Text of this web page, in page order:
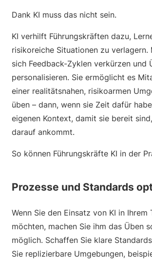
Dank KI muss das nicht sein.
KI verhilft Führungskräften dazu,
risikoreiche Situationen zu verlagern.
sich Feedback-Zyklen verkürzen und
personalisieren. Sie ermöglicht es
einer realitätsnahen, risikoarmen
üben – dann, wenn sie Zeit dafür
eigenen Kontext, damit sie bereit
darauf ankommt.
So können Führungskräfte KI in der
Prozesse und Standards
Wenn Sie den Einsatz von KI in Ihrem
möchten, machen Sie ihm das Üben
möglich. Schaffen Sie klare
Sie replizierbare Umgebungen,